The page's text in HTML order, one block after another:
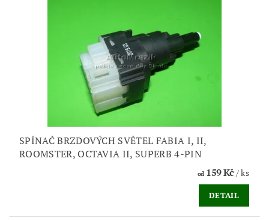
SPÍNAČ BRZDOVÝCH SVĚTEL FABIA I, II,
ROOMSTER, OCTAVIA II, SUPERB 4-PIN
od159 Kč/ ks
DETAIL